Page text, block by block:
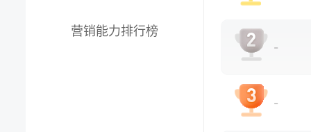
营销能力排行榜
-
-